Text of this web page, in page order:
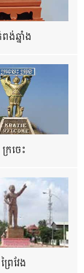
ង់ឆ្នាំង
ក្រចេះ
ព្រៃវែង